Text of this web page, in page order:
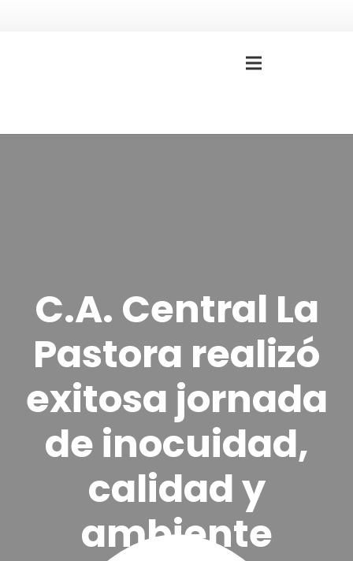
C.A. Central La
Pastora realizó
exitosa jornada
de inocuidad,
calidad y
ambiente